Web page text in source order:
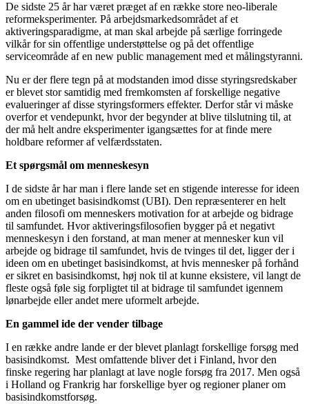
De sidste 25 år har været præget af en række store neo-liberale
reformeksperimenter. På arbejdsmarkedsområdet af et
aktiveringsparadigme, at man skal arbejde på særlige forringede
vilkår for sin offentlige understøttelse og på det offentlige
serviceområde af en new public management med et målingstyranni.
Nu er der flere tegn på at modstanden imod disse styringsredskaber
er blevet stor samtidig med fremkomsten af forskellige negative
evalueringer af disse styringsformers effekter. Derfor står vi måske
overfor et vendepunkt, hvor der begynder at blive tilslutning til, at
der må helt andre eksperimenter igangsættes for at finde mere
holdbare reformer af velfærdsstaten.
Et spørgsmål om menneskesyn
I de sidste år har man i flere lande set en stigende interesse for ideen
om en ubetinget basisindkomst (UBI). Den repræsenterer en helt
anden filosofi om menneskers motivation for at arbejde og bidrage
til samfundet. Hvor aktiveringsfilosofien bygger på et negativt
menneskesyn i den forstand, at man mener at mennesker kun vil
arbejde og bidrage til samfundet, hvis de tvinges til det, ligger der i
ideen om en ubetinget basisindkomst, at hvis mennesker på forhånd
er sikret en basisindkomst, høj nok til at kunne eksistere, vil langt de
fleste også føle sig forpligtet til at bidrage til samfundet igennem
lønarbejde eller andet mere uformelt arbejde.
En gammel ide der vender tilbage
I en række andre lande er der blevet planlagt forskellige forsøg med
basisindkomst. Mest omfattende bliver det i Finland, hvor den
finske regering har planlagt at lave nogle forsøg fra 2017. Men også
i Holland og Frankrig har forskellige byer og regioner planer om
basisindkomstforsøg.